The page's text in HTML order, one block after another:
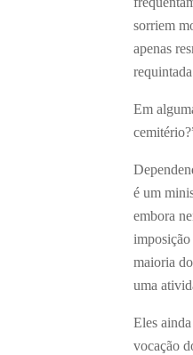
sorriem
apenas
Em
é um
embora
imposição
maioria
uma
Eles
vocação